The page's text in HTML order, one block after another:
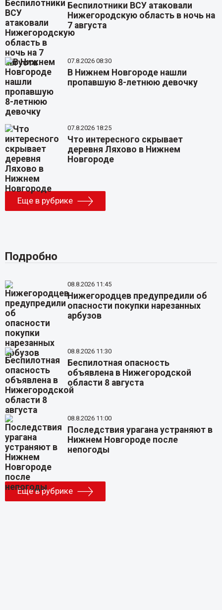
Беспилотники ВСУ атаковали
Нижегородскую область в ночь на
7 августа
07.8.2026 08:30
В Нижнем Новгороде нашли
пропавшую 8-летнюю девочку
07.8.2026 18:25
Что интересного скрывает
деревня Ляхово в Нижнем
Новгороде
Еще в рубрике
Подробно
08.8.2026 11:45
Нижегородцев предупредили об
опасности покупки нарезанных
арбузов
08.8.2026 11:30
Беспилотная опасность
объявлена в Нижегородской
области 8 августа
08.8.2026 11:00
Последствия урагана устраняют в
Нижнем Новгороде после
непогоды
Еще в рубрике